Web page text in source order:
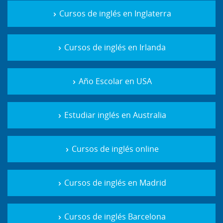
Cursos de inglés en Inglaterra
Cursos de inglés en Irlanda
Año Escolar en USA
Estudiar inglés en Australia
Cursos de inglés online
Cursos de inglés en Madrid
Cursos de inglés Barcelona